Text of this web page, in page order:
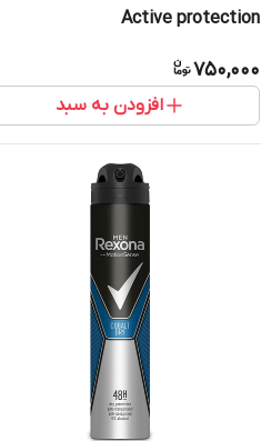
Active protection
750,000
افزودن به سبد